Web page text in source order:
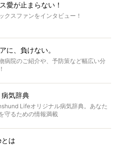
愛が止まらない！
クスファンをインタビュー！
に、負けない。
病院のご紹介や、予防策など幅広い分
気辞典
Lifeオリジナル病気辞典。あなた
守るための情報満載
は